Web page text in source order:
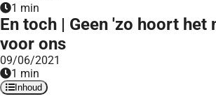
1 min
En toch | Geen 'zo hoort het
voor ons
09/06/2021
1 min
Inhoud